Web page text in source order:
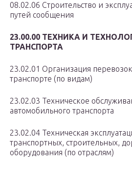
08.02.06 Строительство и
путей сообщения
23.00.00 ТЕХНИКА И
ТРАНСПОРТА
23.02.01 Организация
транспорте (по видам)
23.02.03 Техническое
автомобильного транспорта
23.02.04 Техническая
транспортных, строительных,
оборудования (по отраслям)